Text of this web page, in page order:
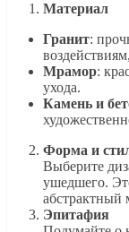
Материал
Гранит:
Мрамор:
ухода.
Камень и
Форма и
Выберите
ушедшего.
абстрактный
Эпитафия